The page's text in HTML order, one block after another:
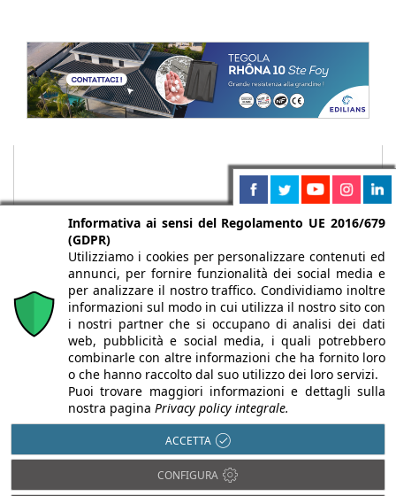
Chi siamo Autori Per la tua pubblicità
Iscriviti alla
newsletter
Infobuild è testata registrata presso il Tribunale di Milano al n° 63
dell’8/3/2013 - ISSN 2282-2267
Informativa ai sensi del Regolamento UE 2016/679
(GDPR)
Utilizziamo i cookies per personalizzare contenuti ed
annunci, per fornire funzionalità dei social media e
per analizzare il nostro traffico. Condividiamo inoltre
informazioni sul modo in cui utilizza il nostro sito con
i nostri partner che si occupano di analisi dei dati
web, pubblicità e social media, i quali potrebbero
combinarle con altre informazioni che ha fornito loro
o che hanno raccolto dal suo utilizzo dei loro servizi.
Puoi trovare maggiori informazioni e dettagli sulla
nostra pagina Privacy policy integrale.
ACCETTA
CONFIGURA